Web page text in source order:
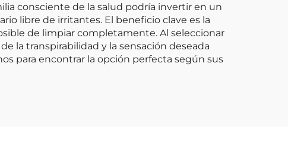
consciente de la salud podría invertir en un
libre de irritantes. El beneficio clave es la
de limpiar completamente. Al seleccionar
la transpirabilidad y la sensación deseada
para encontrar la opción perfecta según sus